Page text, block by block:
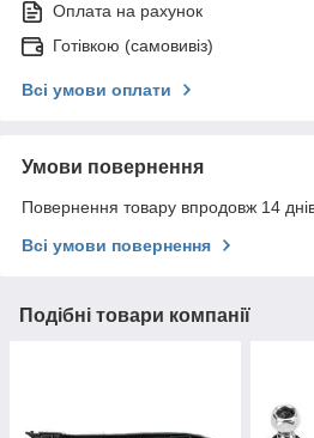
Оплата на рахунок
Готівкою (самовивіз)
Всі умови оплати
Умови повернення
Повернення товару впродовж 14
Всі умови повернення
Подібні товари компанії